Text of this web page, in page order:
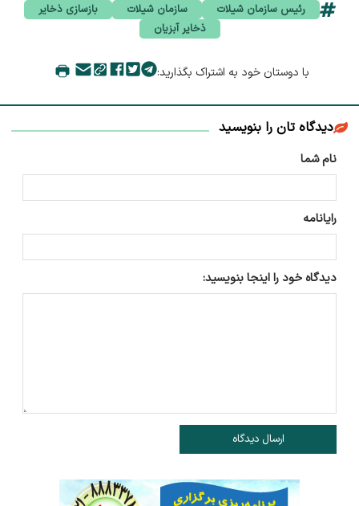
رئیس سازمان شیلات سازمان شیلات
بازسازی ذخایر
ذخایر آبزیان
با دوستان خود به اشتراک بگذارید:
دیدگاه تان را بنویسید
نام شما
رایانامه
دیدگاه خود را اینجا بنویسید:
ارسال دیدگاه